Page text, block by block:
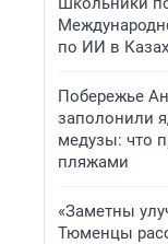
по ИИ в
Побережье
заполонили
медузы: что
пляжами
«Заметны
Тюменцы